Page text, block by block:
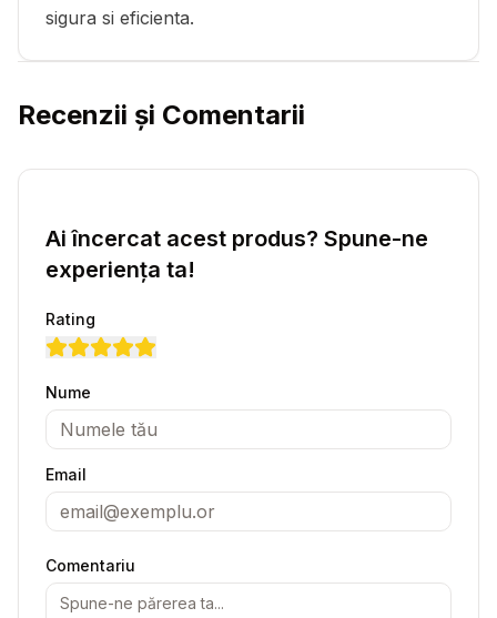
sigura si eficienta.
Recenzii și Comentarii
Ai încercat acest produs? Spune-ne
experiența ta!
Rating
Nume
Email
Comentariu